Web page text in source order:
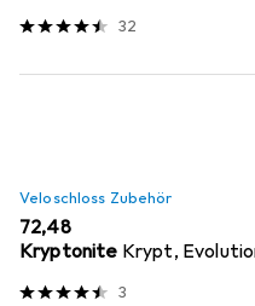
32
Veloschloss Zubehör
EUR
72,48
Kryptonite Krypt,
3